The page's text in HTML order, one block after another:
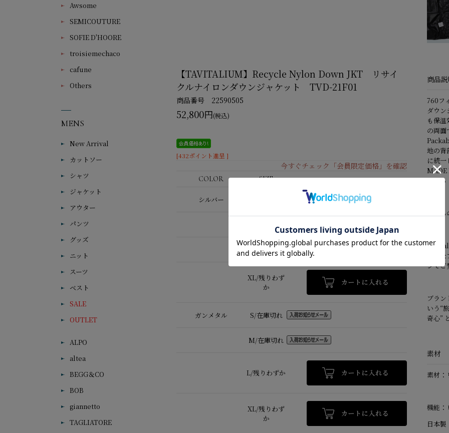
Awsome
SEMICOUTURE
SOFIE D'HOORE
troisiemechaco
cafune
Others
MENS
New Arrival
カットソー
シャツ
ジャケット
アウター
パンツ
グッズ
ニット
スーツ
ベスト
SALE
OUTLET
ALPO
altea
BEGG＆CO
BOB
giannetto
TAGLIATORE
商品
760フ
ダウ
も保
の両面
地の背
に統
MADE
供する
こち
とし
ンでご
ブラ
いう“
奇心”
素材
素材
機能
日本製
【TAVITALIUM】Recycle Nylon Down JKT リサイ
クルナイロンダウンジャケット TVD-21F01
商品番号 22590505
52,800円(税込)
[432ポイント進呈 ]
今すぐチェック「会員限定価格」を確認
シルバー
M/在庫切れ
L/在庫切れ
XL/残りわず
か
ガンメタル S/在庫切れ
M/在庫切れ
L/残りわずか
XL/残りわず
か